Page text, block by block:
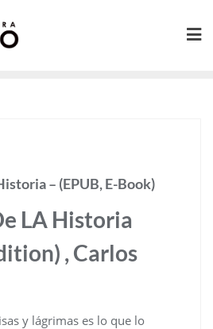
– (EPUB, E-Book)
LA Historia
, Carlos
y lágrimas es lo que lo